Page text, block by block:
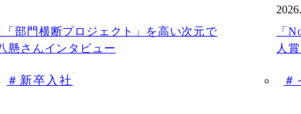
部門横断プロジェクト」を高い次元で
懸さんインタビュー
新卒入社
「
人